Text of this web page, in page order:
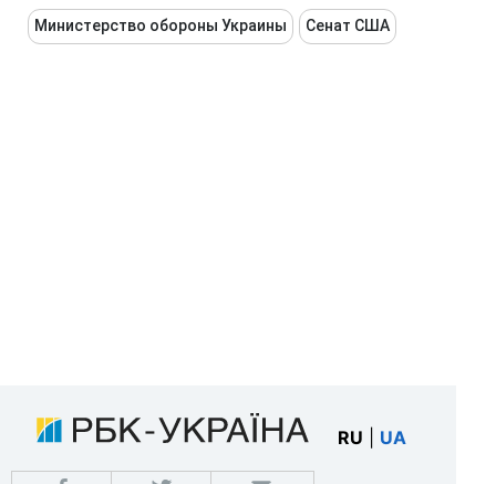
Министерство обороны Украины Сенат США
RU UA